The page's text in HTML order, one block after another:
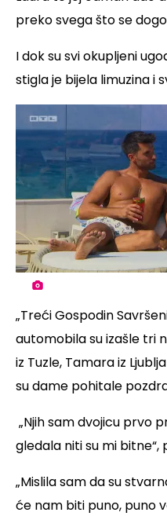
preko svega što se
I dok su svi okupljeni
stigla je bijela limuzina i
„Treći Gospodin
automobila su izašle tri
iz Tuzle, Tamara iz
su dame pohitale
„Njih sam dvojicu prvo
gledala niti su mi bitne“,
„Mislila sam da su
će nam biti puno, puno